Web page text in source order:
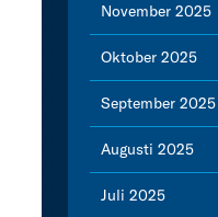
November 2025
Oktober 2025
September 2025
Augusti 2025
Juli 2025